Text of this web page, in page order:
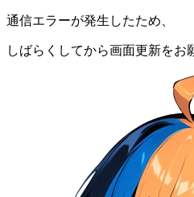
通信エラーが発生したため、
しばらくしてから画面更新をお